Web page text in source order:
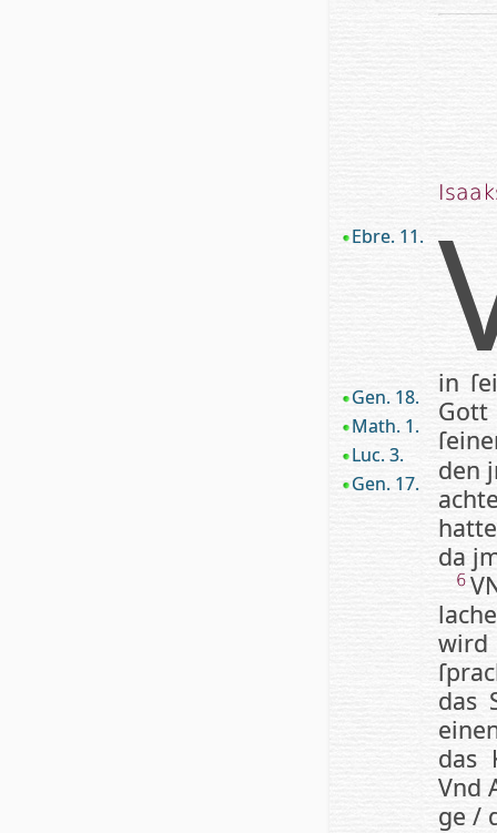
Ebre. 11.
Gen. 18.
Math. 1.
Luc. 3.
Gen. 17.
in
den
da
6
das
das
Vnd
ge /